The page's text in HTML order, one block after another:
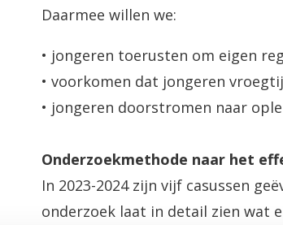
Daarmee willen we:
• jongeren toerusten om eigen
• voorkomen dat jongeren
• jongeren doorstromen naar
Onderzoekmethode naar het
In 2023-2024 zijn vijf casussen
onderzoek laat in detail zien wat